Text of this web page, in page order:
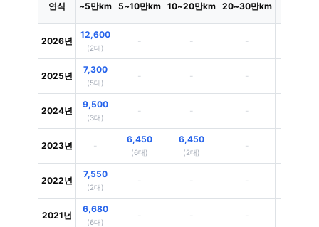
연식 ~5만km 5~10만km 10~20만km 20~30만km
2026년
12,600
(2대)
- - -
2025년
7,300
(5대)
- - -
2024년
9,500
(3대)
- - -
2023년 -
6,450
(6대)
6,450
(2대)
-
2022년
7,550
(2대)
- - -
2021년
6,680
(6대)
- - -